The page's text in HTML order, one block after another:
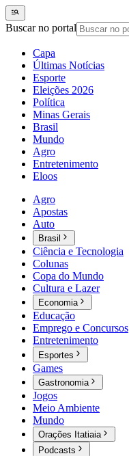
Buscar no portal
Capa
Últimas Notícias
Esporte
Eleições 2026
Política
Minas Gerais
Brasil
Mundo
Agro
Entretenimento
Eloos
Agro
Apostas
Auto
Brasil
Ciência e Tecnologia
Colunas
Copa do Mundo
Cultura e Lazer
Economia
Educação
Emprego e Concursos
Entretenimento
Esportes
Games
Gastronomia
Jogos
Meio Ambiente
Mundo
Orações Itatiaia
Podcasts